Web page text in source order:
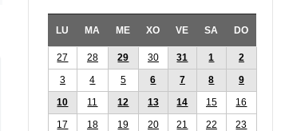
LU MA ME XO VE SA DO
27 28 29 30 31 1
2
3
4 5 6 7 8
9
10
11 12 13 14 15
16
17
18 19 20 21 22
23